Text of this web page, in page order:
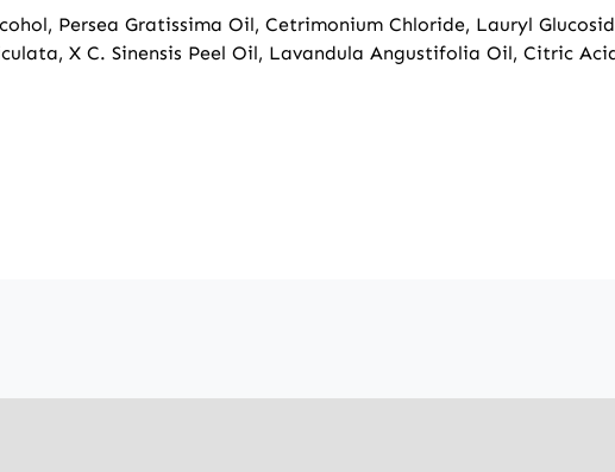
Persea Gratissima Oil, Cetrimonium Chloride, Lauryl
X C. Sinensis Peel Oil, Lavandula Angustifolia Oil, Citric